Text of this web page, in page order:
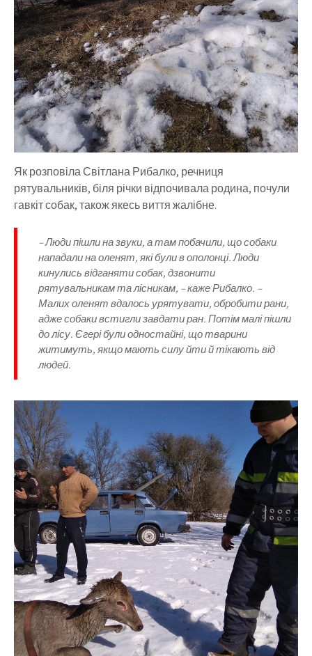
Як розповіла Світлана Рибалко, речниця
рятувальників, біля річки відпочивала родина, почули
гавкіт собак, також якесь виття жалібне.
– Люди пішли на звуки, а там побачили, що собаки
нападали на оленят, які були в ополонці. Люди
кинулись відганяти собак, дзвонити
рятувальникам та лісникам, – каже Рибалко. –
Малих оленят вдалось урятувати, обробити рани,
адже собаки встигли завдати ран. Потім малі пішли
до лісу. Єгері були одностайні, що тварини
житимуть, якщо мають силу йти й тікають від
людей.